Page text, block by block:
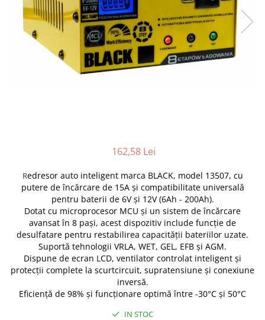
compresoare
Cricuri Auto Hidraulice
Pneumatice si Trapezoidale
Cricuri hidraulice
Cricuri pneumatice
Masini de gaurit si Insurubat
Motoare electrice
Pistol de Lipit
Polizoare
Pompe Combustibil
Prelungitoare
Scule Pneumatice
Mixere
Motocositoare si Motosape
Nivela laser
umidificatoare
162,58 Lei
Redresor auto inteligent marca BLACK, model 13507, cu
putere de încărcare de 15A și compatibilitate universală
pentru baterii de 6V și 12V (6Ah - 200Ah).
Dotat cu microprocesor MCU și un sistem de încărcare
avansat în 8 pași, acest dispozitiv include funcție de
desulfatare pentru restabilirea capacității bateriilor uzate.
Suportă tehnologii VRLA, WET, GEL, EFB și AGM.
Dispune de ecran LCD, ventilator controlat inteligent și
protecții complete la scurtcircuit, supratensiune și conexiune
inversă.
Eficiență de 98% și funcționare optimă între -30°C și 50°C
IN STOC